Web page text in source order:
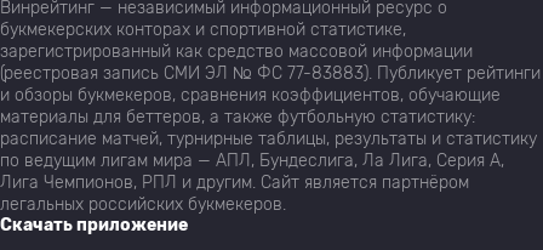
Винрейтинг — независимый информационный ресурс о
букмекерских конторах и спортивной статистике,
зарегистрированный как средство массовой информации
(реестровая запись СМИ ЭЛ № ФС 77-83883). Публикует рейтинги
и обзоры букмекеров, сравнения коэффициентов, обучающие
материалы для беттеров, а также футбольную статистику:
расписание матчей, турнирные таблицы, результаты и статистику
по ведущим лигам мира — АПЛ, Бундеслига, Ла Лига, Серия А,
Лига Чемпионов, РПЛ и другим. Сайт является партнёром
легальных российских букмекеров.
Скачать приложение